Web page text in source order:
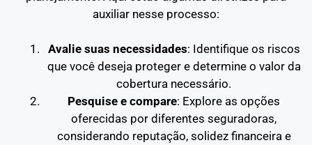
auxiliar nesse processo:
Avalie suas necessidades: Identifique os riscos
que você deseja proteger e determine o valor da
cobertura necessário.
Pesquise e compare: Explore as opções
oferecidas por diferentes seguradoras,
considerando reputação, solidez financeira e